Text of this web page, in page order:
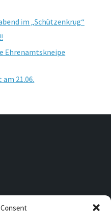
im „Schützenkrug“
Ehrenamtskneipe
21.06.